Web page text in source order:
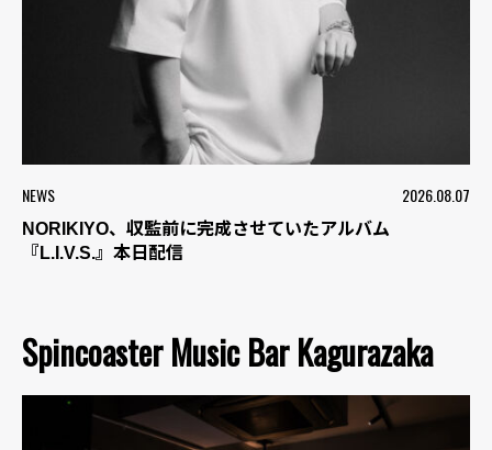
NEWS 2026.08.07
NORIKIYO、収監前に完成させていたアルバム
『L.I.V.S.』本日配信
Spincoaster Music Bar Kagurazaka